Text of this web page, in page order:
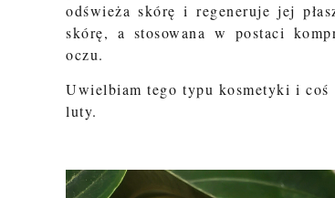
odświeża skórę i regeneruje jej
skórę, a stosowana w postaci
oczu.
Uwielbiam tego typu kosmetyki i coś
luty.